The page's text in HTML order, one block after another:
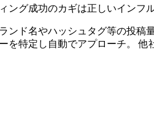
ング成功のカギは正しいインフ
ンド名やハッシュタグ等の投稿
を特定し自動でアプローチ。 他